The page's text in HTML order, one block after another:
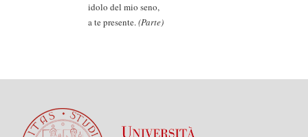
idolo del mio seno,
a te presente.(Parte)